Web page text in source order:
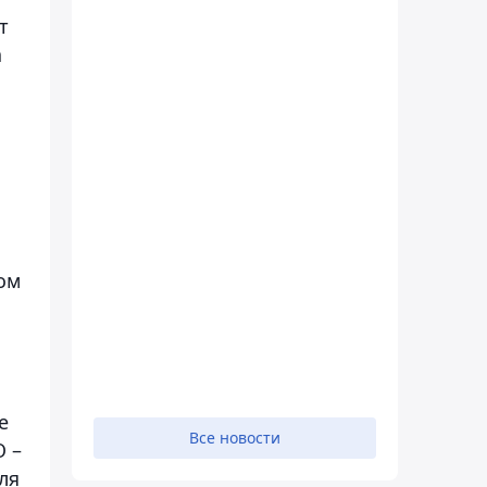
–
Все новости